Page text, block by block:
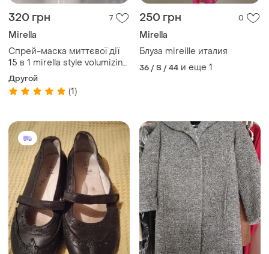
320 грн 7
Mirella
Спрей-маска миттєвої дії
15 в 1 mirella style volumizing
spray
Другой
(1)
250 грн 0
Mirella
Блуза mireille италия
36 / S / 44 и еще 1